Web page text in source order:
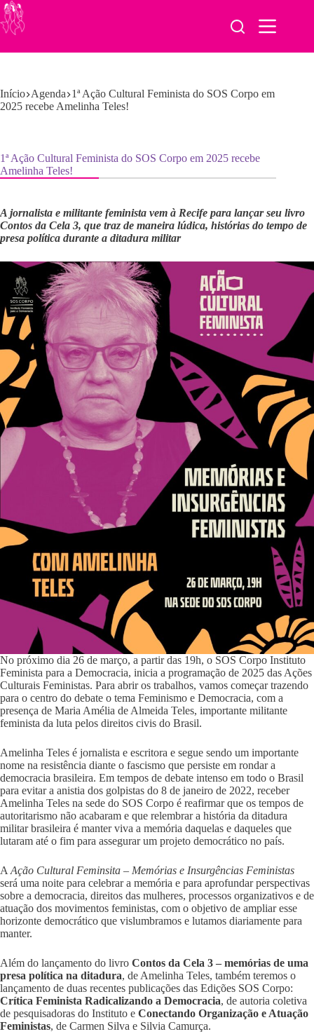
Pular
para
o
Início Agenda 1ª Ação Cultural Feminista do SOS Corpo em
2025 recebe Amelinha Teles!
1ª Ação Cultural Feminista do SOS Corpo em 2025 recebe
Amelinha Teles!
A jornalista e militante feminista vem à Recife para lançar seu livro
Contos da Cela 3, que traz de maneira lúdica, histórias do tempo de
presa política durante a ditadura militar
No próximo dia 26 de março, a partir das 19h, o SOS Corpo Instituto
Feminista para a Democracia, inicia a programação de 2025 das Ações
Culturais Feministas. Para abrir os trabalhos, vamos começar trazendo
para o centro do debate o tema Feminismo e Democracia, com a
presença de Maria Amélia de Almeida Teles, importante militante
feminista da luta pelos direitos civis do Brasil.
Amelinha Teles é jornalista e escritora e segue sendo um importante
nome na resistência diante o fascismo que persiste em rondar a
democracia brasileira. Em tempos de debate intenso em todo o Brasil
para evitar a anistia dos golpistas do 8 de janeiro de 2022, receber
Amelinha Teles na sede do SOS Corpo é reafirmar que os tempos de
autoritarismo não acabaram e que relembrar a história da ditadura
militar brasileira é manter viva a memória daquelas e daqueles que
lutaram até o fim para assegurar um projeto democrático no país.
A Ação Cultural Feminsita – Memórias e Insurgências Feministas
será uma noite para celebrar a memória e para aprofundar perspectivas
sobre a democracia, direitos das mulheres, processos organizativos e de
atuação dos movimentos feministas, com o objetivo de ampliar esse
horizonte democrático que vislumbramos e lutamos diariamente para
manter.
Além do lançamento do livro Contos da Cela 3 – memórias de uma
presa política na ditadura, de Amelinha Teles, também teremos o
lançamento de duas recentes publicações das Edições SOS Corpo:
Crítica Feminista Radicalizando a Democracia, de autoria coletiva
de pesquisadoras do Instituto e Conectando Organização e Atuação
Feministas, de Carmen Silva e Silvia Camurça.